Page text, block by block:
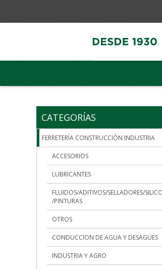
CATEGORÍAS
FERRETERÍA CONSTRUCCIÓN INDUSTRIA
ACCESORIOS
LUBRICANTES
FLUIDOS/ADITIVOS/SELLADORES/
/PINTURAS
OTROS
CONDUCCION DE AGUA Y DESAGÜES
INDUSTRIA Y AGRO